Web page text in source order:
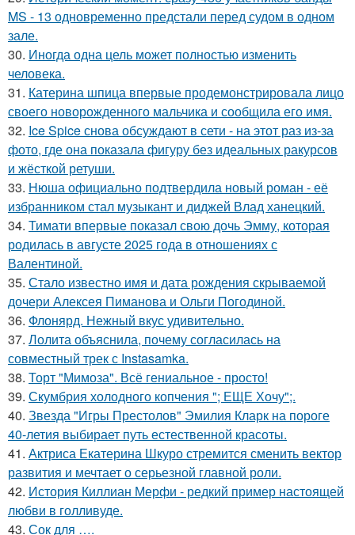
MS - 13 одновременно предстали перед судом в одном
зале.
30. Иногда одна цель может полностью изменить
человека.
31. Катерина шпица впервые продемонстрировала лицо
своего новорожденного мальчика и сообщила его имя.
32. Ice Spice снова обсуждают в сети - на этот раз из-за
фото, где она показала фигуру без идеальных ракурсов
и жёсткой ретуши.
33. Нюша официально подтвердила новый роман - её
избранником стал музыкант и диджей Влад ханецкий.
34. Тимати впервые показал свою дочь Эмму, которая
родилась в августе 2025 года в отношениях с
Валентиной.
35. Стало известно имя и дата рождения скрываемой
дочери Алексея Пиманова и Ольги Погодиной.
36. Флонярд. Нежный вкус удивительно.
37. Лолита объяснила, почему согласилась на
совместный трек с Instasamka.
38. Торт "Мимоза". Всё гениальное - просто!
39. Скумбрия холодного копчения "; ЕЩЕ Хочу";.
40. Звезда "Игры Престолов" Эмилия Кларк на пороге
40-летия выбирает путь естественной красоты.
41. Актриса Екатерина Шкуро стремится сменить вектор
развития и мечтает о серьезной главной роли.
42. История Киллиан Мерфи - редкий пример настоящей
любви в голливуде.
43. Сок для ….